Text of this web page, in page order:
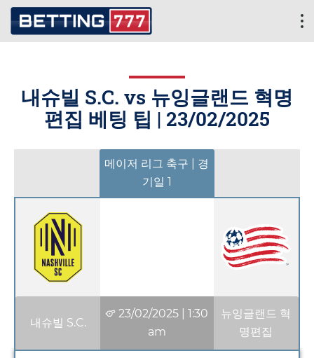
내슈빌 S.C. vs 뉴잉글랜드 혁명
편집 베팅 팁 | 23/02/2025
메이저 리그 축구 | 경
기일 1
내슈빌 S.C.
23/02/2025 |1:30
am
뉴잉글랜드 혁
명편집